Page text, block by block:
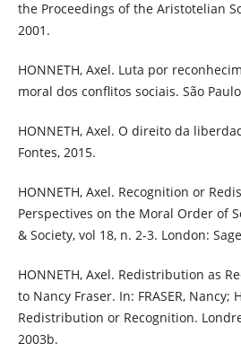
the Proceedings of the Aristotelian
2001.
HONNETH, Axel. Luta por
moral dos conflitos sociais. São
HONNETH, Axel. O direito da
Fontes, 2015.
HONNETH, Axel. Recognition or
Perspectives on the Moral Order of
& Society, vol 18, n. 2-3. London:
HONNETH, Axel. Redistribution as
to Nancy Fraser. In: FRASER, Nancy;
Redistribution or Recognition.
2003b.